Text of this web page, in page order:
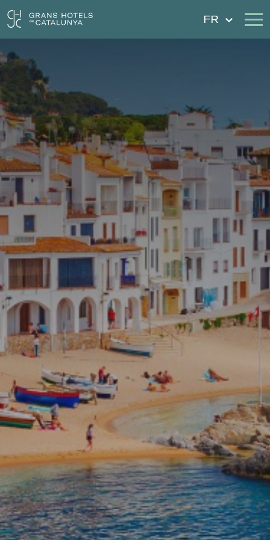
FR
Nos Hôtels
Mariages
Découvrez Catalogne Contact
Má réservation
Se connecter Créer un compte
Location/nom de l'hôtel
Modifier les cookies